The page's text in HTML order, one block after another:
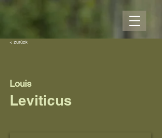
< zurück
Louis
Leviticus